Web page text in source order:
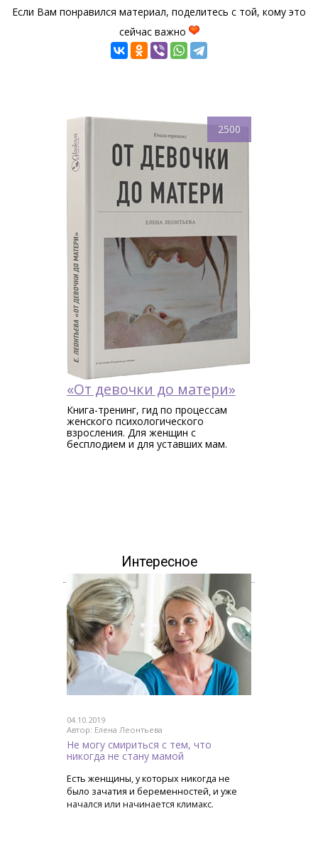
Если Вам понравился материал, поделитесь с той, кому это
сейчас важно
2500
«От девочки до матери»
Книга-тренинг, гид по процессам
женского психологического
взросления. Для женщин c
бесплодием и для уставших мам.
Интересное
04.10.2019
Автор: Елена Леонтьева
Не могу смириться с тем, что
никогда не стану мамой
Есть женщины, у которых никогда не
было зачатия и беременностей, и уже
начался или начинается климакс.